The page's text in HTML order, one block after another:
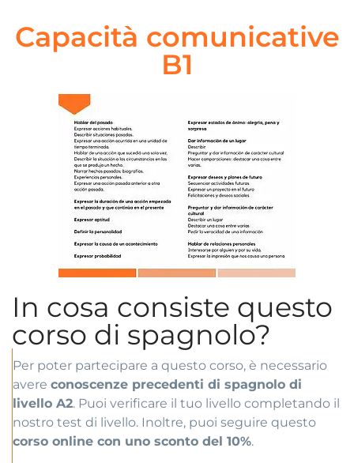
Capacità comunicative
B1
In cosa consiste questo
corso di spagnolo?
Per poter partecipare a questo corso, è necessario
avere conoscenze precedenti di spagnolo di
livello A2. Puoi verificare il tuo livello completando il
nostro test di livello. Inoltre, puoi seguire questo
corso online con uno sconto del 10%.